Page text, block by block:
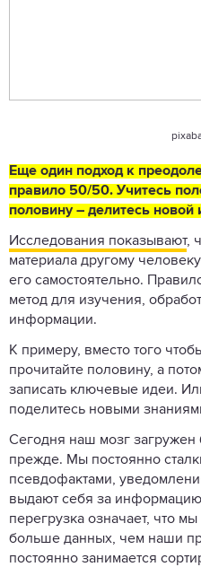
Еще один подход к
правило 50/50. Учитесь
половину – делитесь
Исследования показывают,
материала другому
его самостоятельно.
метод для изучения,
информации.
К примеру, вместо того
прочитайте половину, а
записать ключевые идеи.
поделитесь новыми
Сегодня наш мозг
прежде. Мы постоянно
псевдофактами,
выдают себя за
перегрузка означает, что
больше данных, чем наши
постоянно занимается